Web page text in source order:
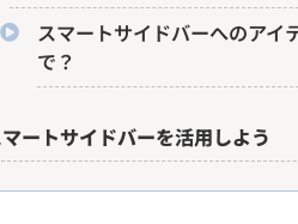
スマートサイドバーへのアイ
で？
ートサイドバーを活用しよう